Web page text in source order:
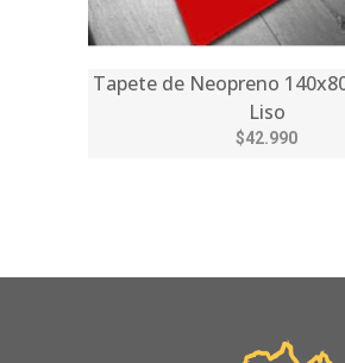
Tapete de Neopreno
Liso
$42.990